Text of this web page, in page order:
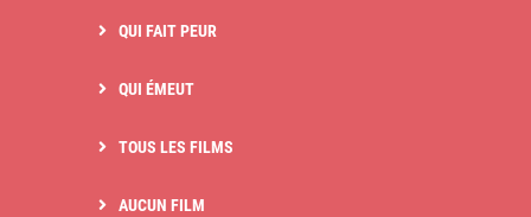
QUI FAIT PEUR
QUI ÉMEUT
TOUS LES FILMS
AUCUN FILM